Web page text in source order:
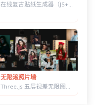
在线复古贴纸生成器（JS+CSS） — 改字换色调角度，一键导出透明底 PNG
无限滚照片墙
Three.js 五层视差无限图片墙 — 拖拽惯性滑动，滚轮加速的横向画廊